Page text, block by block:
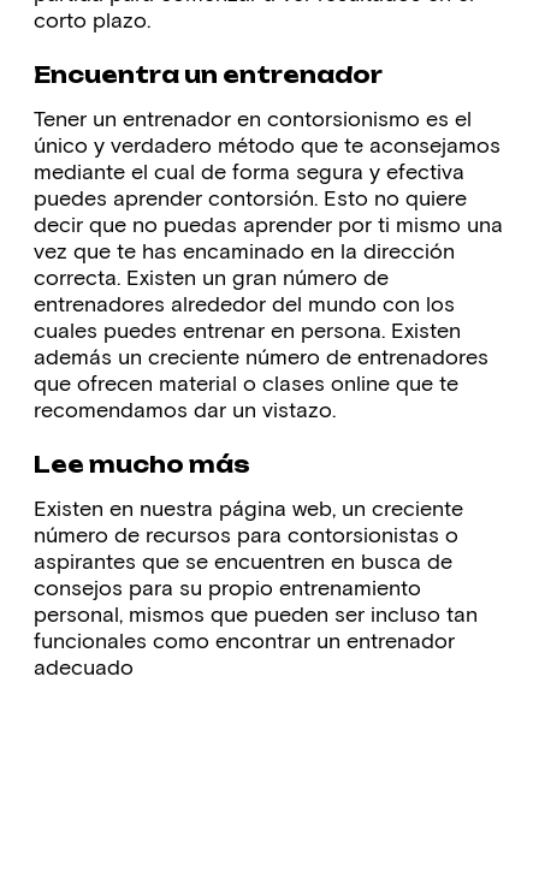
corto plazo.
Encuentra un entrenador
Tener un entrenador en contorsionismo es el
único y verdadero método que te aconsejamos
mediante el cual de forma segura y efectiva
puedes aprender contorsión. Esto no quiere
decir que no puedas aprender por ti mismo una
vez que te has encaminado en la dirección
correcta. Existen un gran número de
entrenadores alrededor del mundo con los
cuales puedes entrenar en persona. Existen
además un creciente número de entrenadores
que ofrecen material o clases online que te
recomendamos dar un vistazo.
Lee mucho más
Existen en nuestra página web, un creciente
número de recursos para contorsionistas o
aspirantes que se encuentren en busca de
consejos para su propio entrenamiento
personal, mismos que pueden ser incluso tan
funcionales como encontrar un entrenador
adecuado